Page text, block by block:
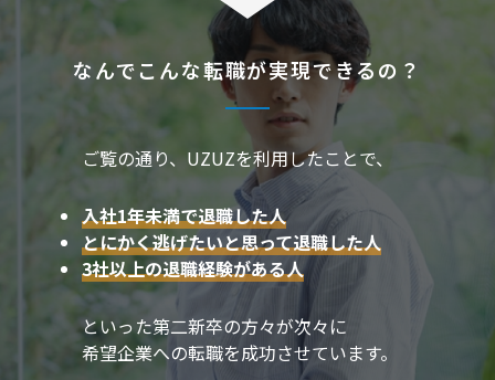
なんでこんな転職が実現できるの？
ご覧の通り、UZUZを利用したことで、
入社1年未満で退職した人
とにかく逃げたいと思って退職した人
3社以上の退職経験がある人
といった第二新卒の方々が次々に
希望企業への転職を成功させています。